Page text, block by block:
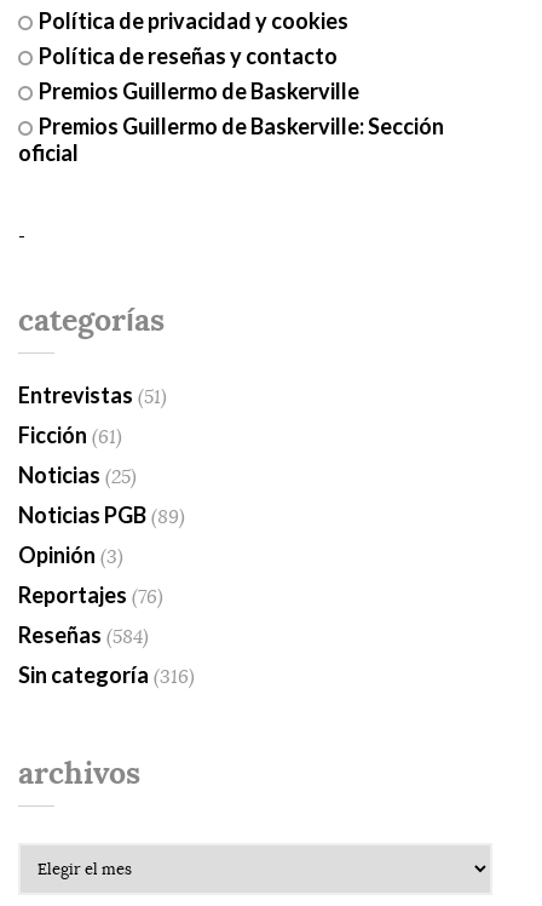
Política de privacidad y cookies
Política de reseñas y contacto
Premios Guillermo de Baskerville
Premios Guillermo de Baskerville: Sección
oficial
-
categorías
Entrevistas (51)
Ficción (61)
Noticias (25)
Noticias PGB(89)
Opinión (3)
Reportajes (76)
Reseñas (584)
Sin categoría (316)
archivos